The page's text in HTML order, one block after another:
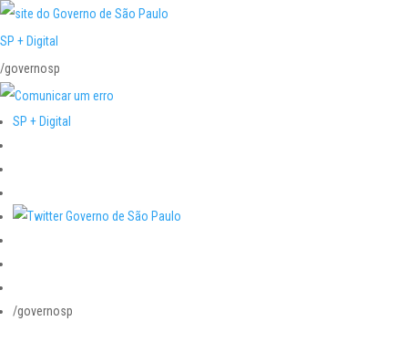
SP + Digital
/governosp
SP + Digital
/governosp